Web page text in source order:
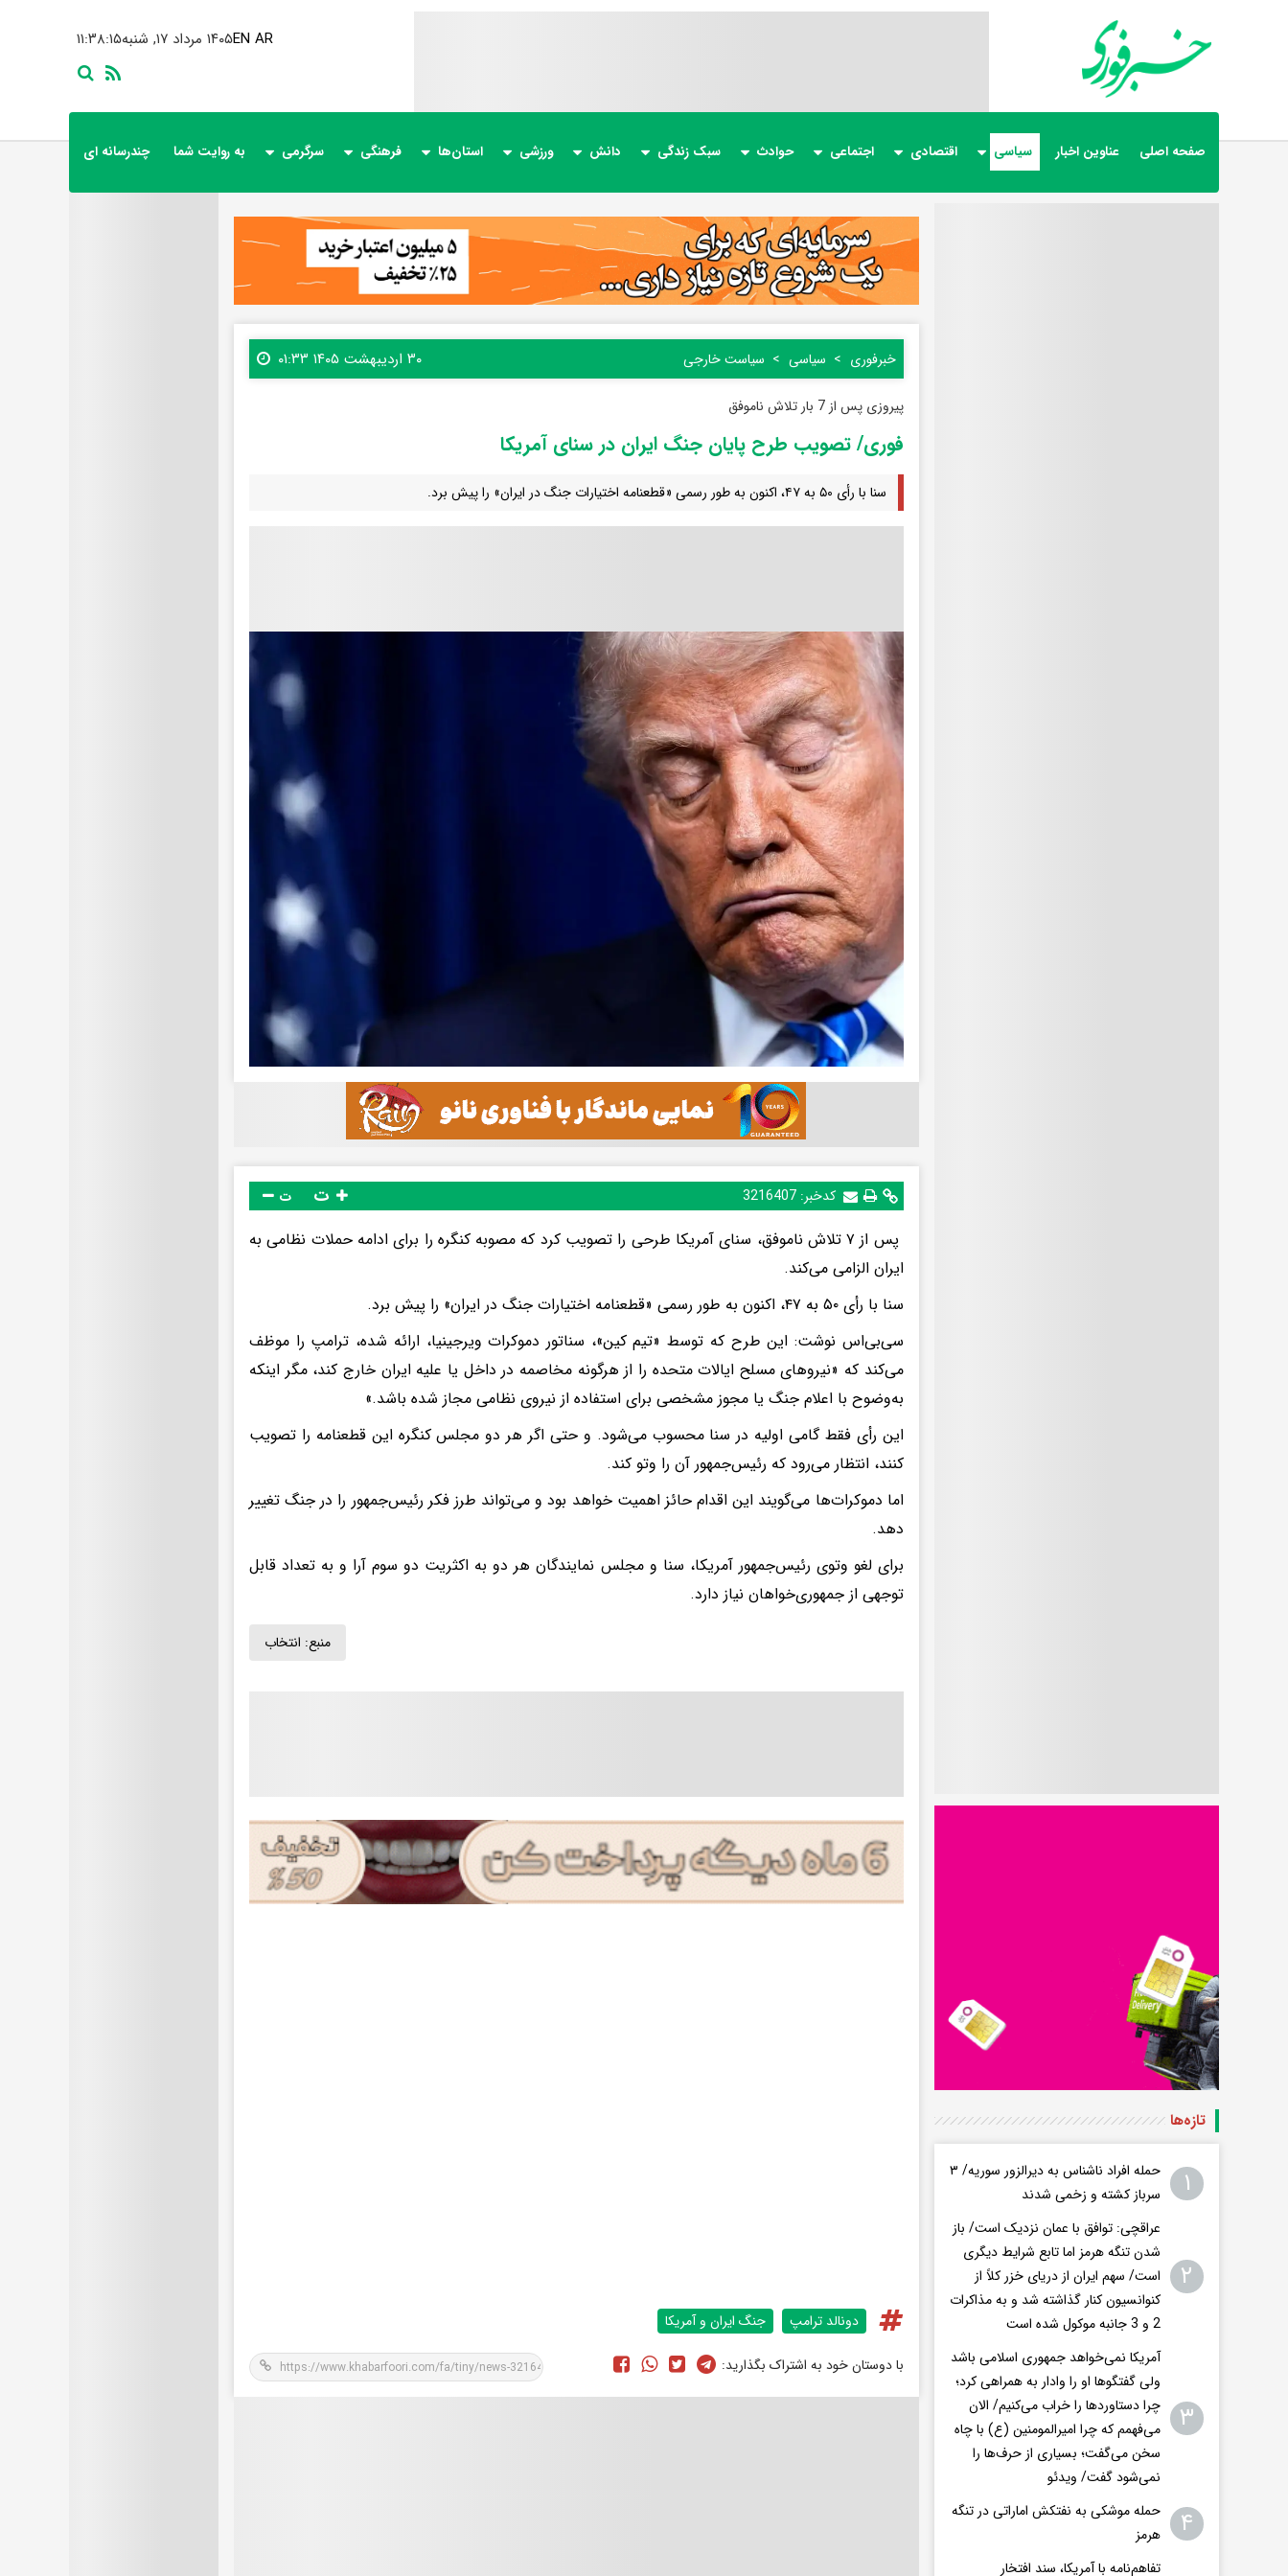
۱۱:۳۸:۱۷ ۱۴۰۵ مرداد ۱۷, شنبهEN AR
صفحه اصلی عناوین اخبار سیاسی اقتصادی اجتماعی حوادث سبک زندگی دانش ورزشی استان‌ها فرهنگی سرگرمی به روایت شما چندرسانه ای
خبرفوری سیاسی سیاست خارجی ۳۰ اردیبهشت ۱۴۰۵ ۰۱:۳۳
پیروزی پس از 7 بار تلاش ناموفق
فوری/ تصویب طرح پایان جنگ ایران در سنای آمریکا
سنا با رأی ۵۰ به ۴۷، اکنون به طور رسمی «قطعنامه اختیارات جنگ در ایران» را پیش برد.
کدخبر:3216407 ت
پس از ۷ تلاش ناموفق، سنای آمریکا طرحی را تصویب کرد که مصوبه کنگره را برای ادامه حملات نظامی به
ایران الزامی می‌کند.
سنا با رأی ۵۰ به ۴۷، اکنون به طور رسمی «قطعنامه اختیارات جنگ در ایران» را پیش برد.
سی‌بی‌اس نوشت: این طرح که توسط «تیم کین»، سناتور دموکرات ویرجینیا، ارائه شده، ترامپ را موظف
می‌کند که «نیروهای مسلح ایالات متحده را از هرگونه مخاصمه در داخل یا علیه ایران خارج کند، مگر اینکه
به‌وضوح با اعلام جنگ یا مجوز مشخصی برای استفاده از نیروی نظامی مجاز شده باشد.»
این رأی فقط گامی اولیه در سنا محسوب می‌شود. و حتی اگر هر دو مجلس کنگره این قطعنامه را تصویب
کنند، انتظار می‌رود که رئیس‌جمهور آن را وتو کند.
اما دموکرات‌ها می‌گویند این اقدام حائز اهمیت خواهد بود و می‌تواند طرز فکر رئیس‌جمهور را در جنگ تغییر
دهد.
برای لغو وتوی رئیس‌جمهور آمریکا، سنا و مجلس نمایندگان هر دو به اکثریت دو سوم آرا و به تعداد قابل
توجهی از جمهوری‌خواهان نیاز دارد.
منبع: انتخاب
دونالد ترامپ جنگ ایران و آمریکا
با دوستان خود به اشتراک بگذارید:
تازه‌ها
۱
حمله افراد ناشناس به دیرالزور سوریه/ ۳
سرباز کشته و زخمی شدند
۲
عراقچی: توافق با عمان نزدیک است/ باز
شدن تنگه هرمز اما تابع شرایط دیگری
است/ سهم ایران از دریای خزر کلاً از
کنوانسیون کنار گذاشته شد و به مذاکرات
2 و 3 جانبه موکول شده است
۳
آمریکا نمی‌خواهد جمهوری اسلامی باشد
ولی گفتگوها او را وادار به همراهی کرد؛
چرا دستاوردها را خراب می‌کنیم/ الان
می‌فهمم که چرا امیرالمومنین (ع) با چاه
سخن می‌گفت؛ بسیاری از حرف‌ها را
نمی‌شود گفت/ ویدئو
۴
حمله موشکی به نفتکش اماراتی در تنگه
هرمز
تفاهم‌نامه با آمریکا، سند افتخار